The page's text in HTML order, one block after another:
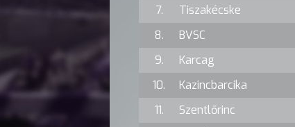
7.
Tiszakécske
8.
BVSC
9.
Karcag
10.
Kazincbarcika
11.
Szentlőrinc